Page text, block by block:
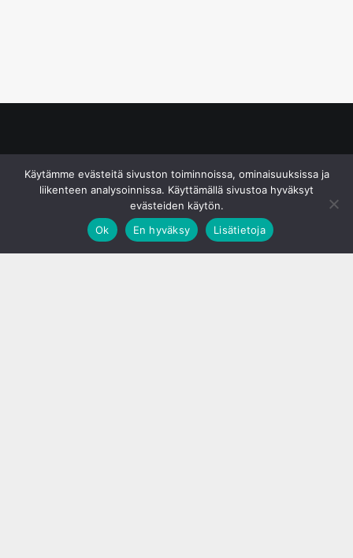
Käytämme evästeitä sivuston toiminnoissa, ominaisuuksissa ja
liikenteen analysoinnissa. Käyttämällä sivustoa hyväksyt
evästeiden käytön.
Ok
En hyväksy Lisätietoja